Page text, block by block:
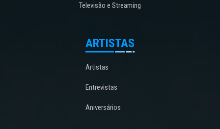
Televisão e Streaming
ARTISTAS
Artistas
Entrevistas
Aniversários